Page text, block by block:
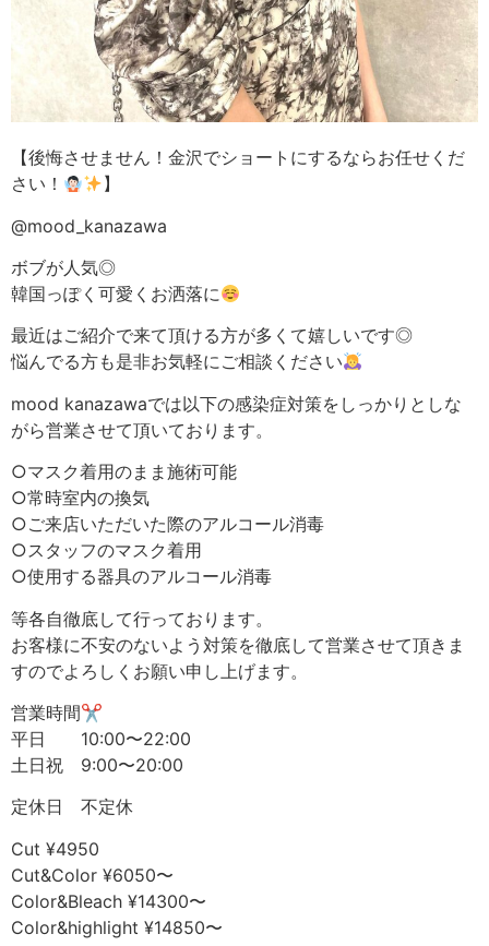
【後悔させません！金沢でショートにするならお任せくだ
さい！
】
@mood_kanazawa
ボブが人気◎
韓国っぽく可愛くお洒落に
最近はご紹介で来て頂ける方が多くて嬉しいです◎
悩んでる方も是非お気軽にご相談ください
mood kanazawaでは以下の感染症対策をしっかりとしな
がら営業させて頂いております。
○マスク着用のまま施術可能
○常時室内の換気
○ご来店いただいた際のアルコール消毒
○スタッフのマスク着用
○使用する器具のアルコール消毒
等各自徹底して行っております。
お客様に不安のないよう対策を徹底して営業させて頂きま
すのでよろしくお願い申し上げます。
営業時間✂︎
平日 10:00〜22:00
土日祝 9:00〜20:00
定休日 不定休
Cut ¥4950
Cut&Color ¥6050〜
Color&Bleach ¥14300〜
Color&highlight ¥14850〜